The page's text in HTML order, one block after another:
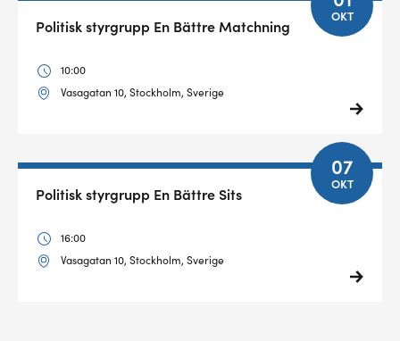
OKT
Politisk styrgrupp En Bättre Matchning
10:00
Vasagatan 10, Stockholm, Sverige
07
OKT
Politisk styrgrupp En Bättre Sits
16:00
Vasagatan 10, Stockholm, Sverige